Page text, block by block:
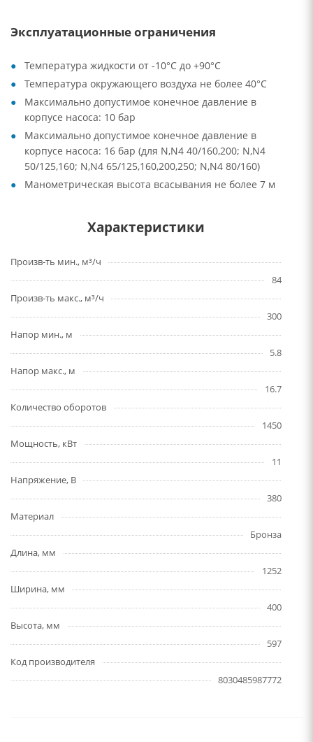
Эксплуатационные ограничения
Температура жидкости от -10°C до +90°C
Температура окружающего воздуха не более 40°C
Максимально допустимое конечное давление в
корпусе насоса: 10 бар
Максимально допустимое конечное давление в
корпусе насоса: 16 бар (для N,N4 40/160,200; N,N4
50/125,160; N,N4 65/125,160,200,250; N,N4 80/160)
Манометрическая высота всасывания не более 7 м
Характеристики
Произв-ть мин., м³/ч
84
Произв-ть макс., м³/ч
300
Напор мин., м
5.8
Напор макс., м
16.7
Количество оборотов
1450
Мощность, кВт
11
Напряжение, В
380
Материал
Бронза
Длина, мм
1252
Ширина, мм
400
Высота, мм
597
Код производителя
8030485987772